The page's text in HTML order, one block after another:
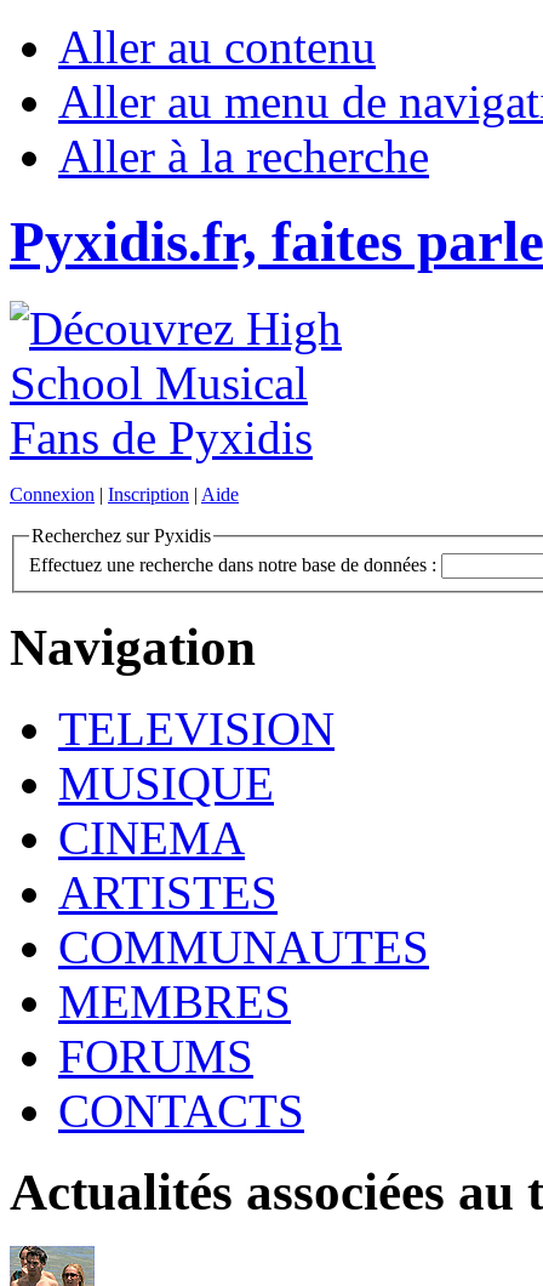
Aller au contenu
Aller au menu de
Aller à la recherche
Pyxidis.fr, faites
Connexion | Inscription | Aide
Recherchez sur Pyxidis
Effectuez une recherche dans notre base de données :
Navigation
TELEVISION
MUSIQUE
CINEMA
ARTISTES
COMMUNAUTES
MEMBRES
FORUMS
CONTACTS
Actualités associées au